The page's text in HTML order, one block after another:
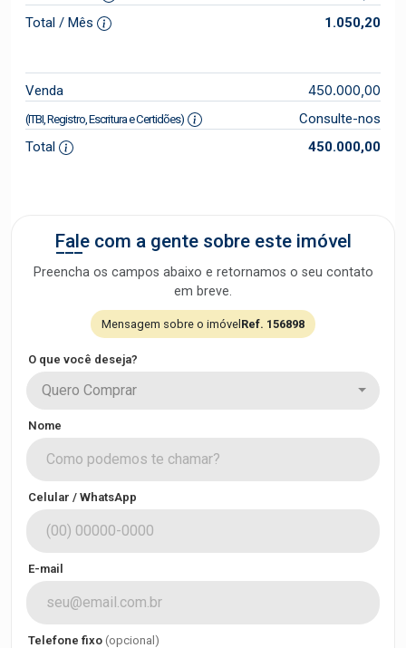
Total / Mês
1.050,20
Venda 450.000,00
(ITBI, Registro, Escritura e Certidões)
Consulte-nos
Total
450.000,00
Fale com a gente sobre este imóvel
Preencha os campos abaixo e retornamos o seu contato
em breve.
Mensagem sobre o imóvel Ref. 156898
O que você deseja?
Quero Comprar
Nome
Celular / WhatsApp
E-mail
Telefone fixo (opcional)